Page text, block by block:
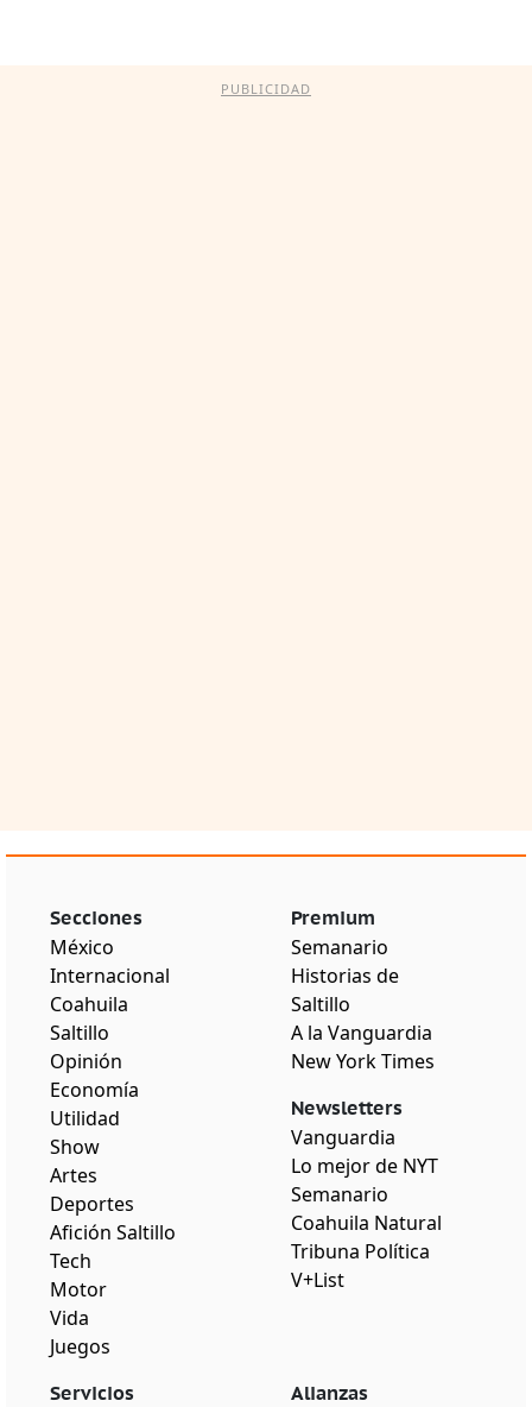
PUBLICIDAD
Secciones
México
Internacional
Coahuila
Saltillo
Opinión
Economía
Utilidad
Show
Artes
Deportes
Afición Saltillo
Tech
Motor
Vida
Juegos
Premium
Semanario
Historias de
Saltillo
A la Vanguardia
New York Times
Newsletters
Vanguardia
Lo mejor de NYT
Semanario
Coahuila Natural
Tribuna Política
V+List
Servicios Alianzas